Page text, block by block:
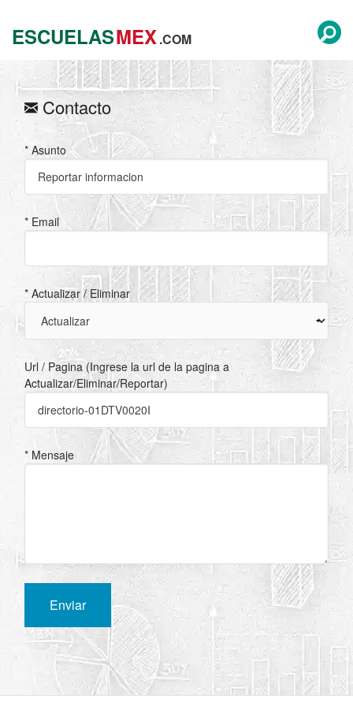
ESCUELASMEX.COM
Contacto
* Asunto
* Email
* Actualizar / Eliminar
Url / Pagina (Ingrese la url de la pagina a
Actualizar/Eliminar/Reportar)
* Mensaje
Enviar